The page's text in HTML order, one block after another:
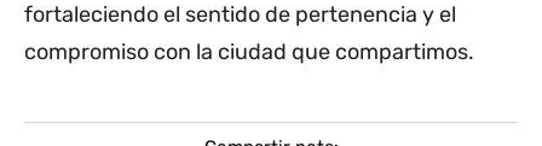
fortaleciendo el sentido de pertenencia y el
compromiso con la ciudad que compartimos.